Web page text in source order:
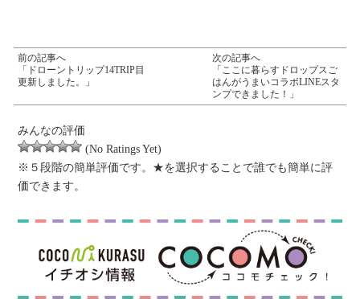
前の記事へ
「ドローントリップ14TRIP目
更新しました。」
次の記事へ
「ここに暮らすドロップスご
はんがうまいコラボLINEスタ
ンプできました！」
みんなの評価
(No Ratings Yet)
※５段階の簡単評価です。★を選択することで誰でも簡単に評
価できます。